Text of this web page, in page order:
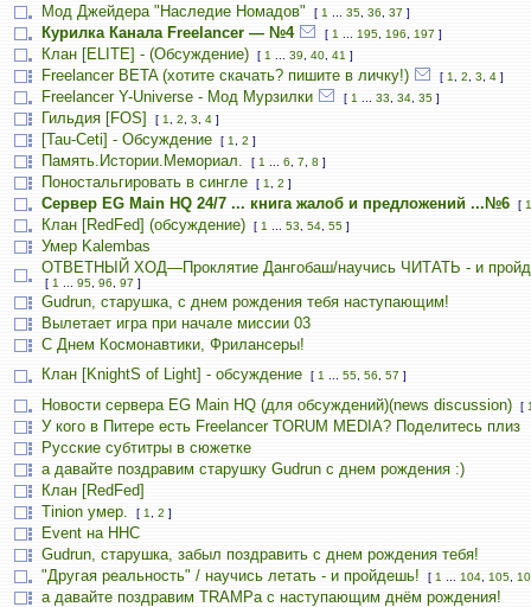
Мод Джейдера "Наследие Номадов"
[ 1 35 36 37 ]
Курилка Канала Freelancer — №4 [ 1 195 196 197 ]
Клан [ELITE] - (Обсуждение) [ 1 39 40 41 ]
Freelancer BETA (хотите скачать? пишите в личку!) [ 1 2 3 4 ]
Freelancer Y-Universe - Мод Мурзилки [ 1 33 34 35 ]
Гильдия [FOS] [ 1 2 3 4 ]
[Tau-Ceti] - Обсуждение [ 1 2 ]
Память.Истории.Мемориал. [ 1 6 7 8 ]
Поностальгировать в сингле [ 1 2 ]
Сервер EG Main HQ 24/7 ... книга жалоб и предложений ...№6 [ 1
Клан [RedFed] (обсуждение) [ 1 53 54 55 ]
Умер Kalembas
ОТВЕТНЫЙ ХОД—Проклятие Дангобаш/научись ЧИТАТЬ - и
[ 1 95 96 97 ]
Gudrun, старушка, с днем рождения тебя наступающим!
Вылетает игра при начале миссии 03
С Днем Космонавтики, Фрилансеры!
Клан [KnightS of Light] - обсуждение
[ 1 55 56 57 ]
Новости сервера EG Main HQ (для обсуждений)(news discussion) [
У кого в Питере есть Freelancer TORUM MEDIA? Поделитесь плиз
Русские субтитры в сюжетке
а давайте поздравим старушку Gudrun с днем рождения :)
Клан [RedFed]
Tinion умер.
[ 1 2 ]
Event на HHC
Gudrun, старушка, забыл поздравить с днем рождения тебя!
"Другая реальность" / научись летать - и пройдешь!
[ 1 104 105
а давайте поздравим TRAMPа с наступающим днём рождения!